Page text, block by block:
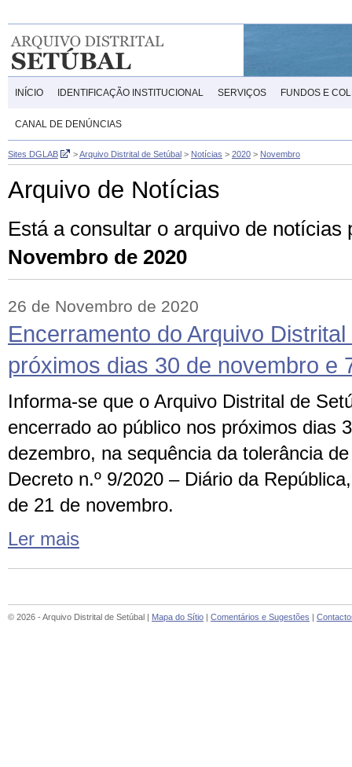
INÍCIO IDENTIFICAÇÃO INSTITUCIONAL SERVIÇOS FUNDOS E
CANAL DE DENÚNCIAS
Sites DGLAB >Arquivo Distrital de Setúbal > Notícias > 2020 > Novembro
Arquivo de Notícias
Está a consultar o arquivo de notícias
Novembro de 2020
26 de Novembro de 2020
Encerramento do Arquivo
próximos dias 30 de novembro e
Informa-se que o Arquivo Distrital de
encerrado ao público nos próximos dias
dezembro, na sequência da tolerância
Decreto n.º 9/2020 – Diário da
de 21 de novembro.
Ler mais
© 2026 - Arquivo Distrital de Setúbal | Mapa do Sítio | Comentários e Sugestões |